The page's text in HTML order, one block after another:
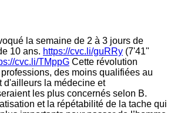
la semaine de 2 à 3 jours de
10 ans. https://cvc.li/guRRy (7'41"
cvc.li/TMppG Cette révolution
des moins qualifiées au
d'ailleurs la médecine et
les plus concernés selon B.
et la répétabilité de la tache qui